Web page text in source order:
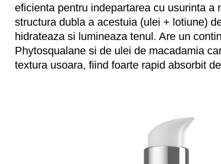
eficienta pentru indepartarea cu usurinta a
structura dubla a acestuia (ulei + lotiune)
hidrateaza si lumineaza tenul. Are un
Phytosqualane si de ulei de macadamia
textura usoara, fiind foarte rapid absorbit